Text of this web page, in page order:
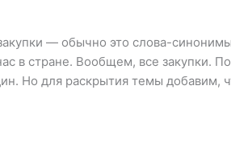
— обычно это слова-
в стране. Вообщем, все закупки.
Но для раскрытия темы